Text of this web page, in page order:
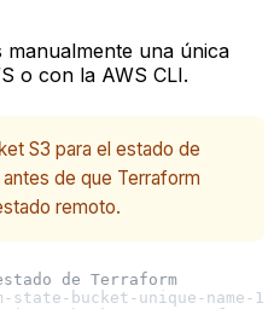
manualmente una única
o con la AWS CLI.
S3 para el estado de
de que Terraform
remoto.
de Terraform
state-bucket-unique-name-